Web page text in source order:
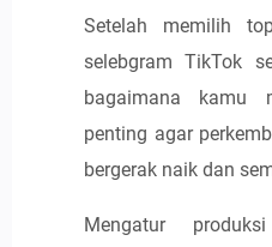
Setelah memilih
selebgram TikTok
bagaimana kamu
penting agar
bergerak naik dan
Mengatur